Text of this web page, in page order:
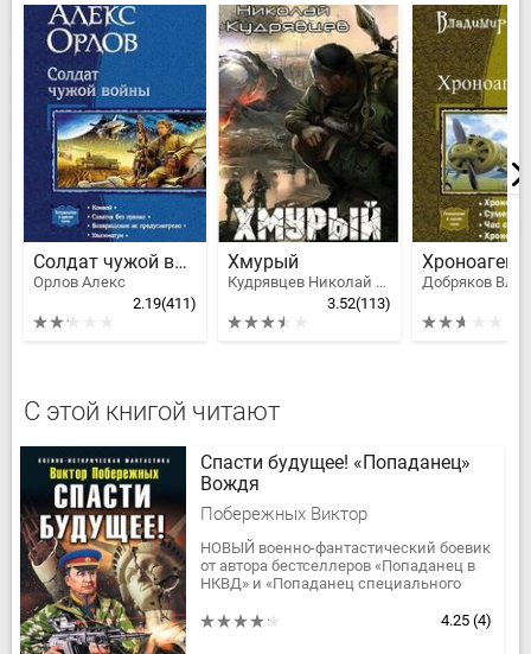
Солдат чужой войны
Орлов Алекс
2.19(411)
Хмурый
Кудрявцев Николай Федорович
3.52(113)
С этой книгой читают
Спасти будущее! «Попаданец»
Вождя
Побережных Виктор
НОВЫЙ военно-фантастический боевик
от автора бестселлеров «Попаданец в
НКВД» и «Попаданец специального
заброшенный в Сталинскую эпоху,...
4.25 (4)